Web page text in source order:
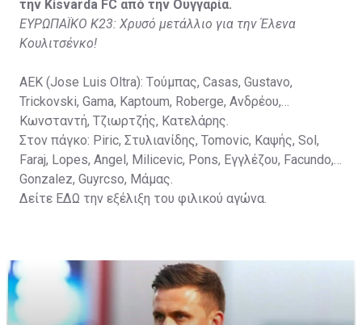
την Kisvarda FC από την Ουγγαρία.
ΕΥΡΩΠΑΪΚΟ Κ23: Χρυσό μετάλλιο για την Έλενα
Κουλιτσένκο!
ΑΕΚ (Jose Luis Oltra): Tούμπας, Casas, Gustavo,
Trickovski, Gama, Κaptoum, Roberge, Aνδρέου,
Κωνσταντή, Τζιωρτζής, Κατελάρης.
Στον πάγκο: Piric, Στυλιανίδης, Tomovic, Καψής, Sol,
Faraj, Lopes, Angel, Milicevic, Pons, Εγγλέζου, Facundo,
Gonzalez, Guyrcso, Μάμας.
Δείτε ΕΔΩ την εξέλιξη του φιλικού αγώνα.